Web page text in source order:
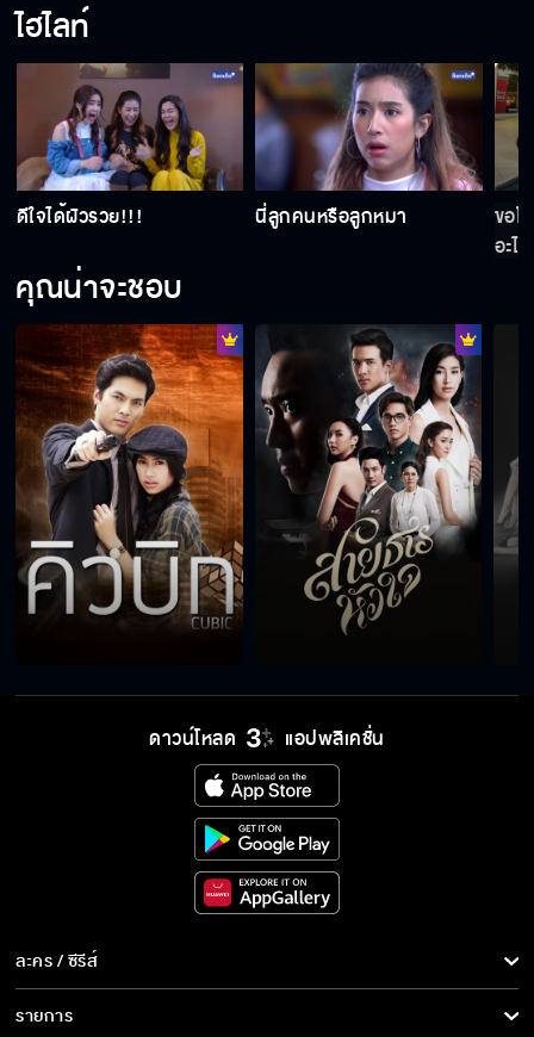
ไฮไลท์
ดีใจได้ผัวรวย!!! นี่ลูกคนหรือลูกหมา
ขอโ
อะไ
คุณน่าจะชอบ
ดาวน์โหลด แอปพลิเคชั่น
ละคร / ซีรีส์
ละคร/ซีรีส์
รายการ